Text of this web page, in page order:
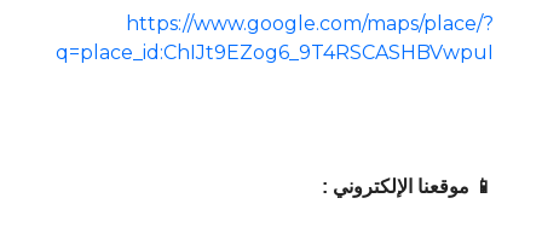
https://www.google.com/maps/place/?
q=place_id:ChIJt9EZog6_9T4RSCASHBVwpuI
📱 موقعنا الإلكتروني :